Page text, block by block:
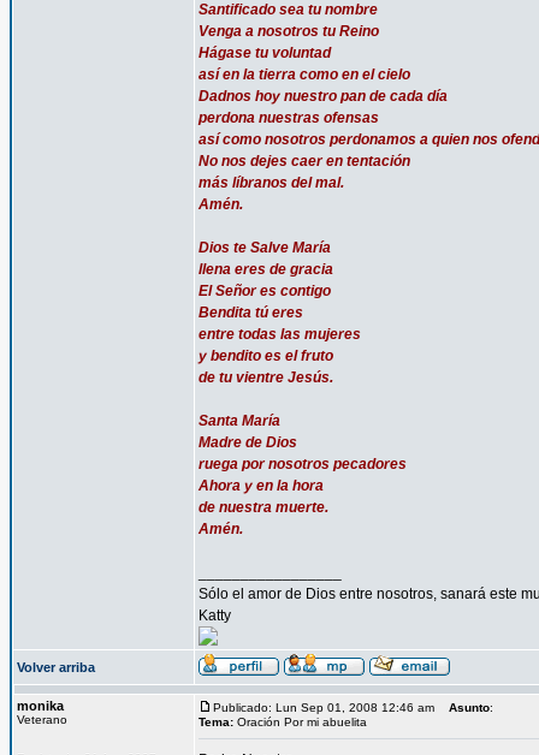
Santificado sea tu nombre
Venga a nosotros tu Reino
Hágase tu voluntad
así en la tierra como en el cielo
Dadnos hoy nuestro pan de cada día
perdona nuestras ofensas
así como nosotros perdonamos a quien nos
No nos dejes caer en tentación
más líbranos del mal.
Amén.
Dios te Salve María
llena eres de gracia
El Señor es contigo
Bendita tú eres
entre todas las mujeres
y bendito es el fruto
de tu vientre Jesús.
Santa María
Madre de Dios
ruega por nosotros pecadores
Ahora y en la hora
de nuestra muerte.
Amén.
Sólo el amor de Dios entre nosotros, sanará este
Katty
Volver arriba
monika
Veterano
Publicado: Lun Sep 01, 2008 12:46 am Asunto:
Tema: Oración Por mi abuelita